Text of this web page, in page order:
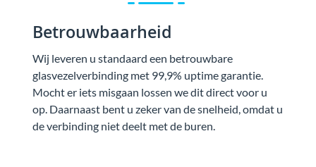
Betrouwbaarheid
Wij leveren u standaard een betrouwbare
glasvezelverbinding met 99,9% uptime garantie.
Mocht er iets misgaan lossen we dit direct voor u
op. Daarnaast bent u zeker van de snelheid, omdat u
de verbinding niet deelt met de buren.